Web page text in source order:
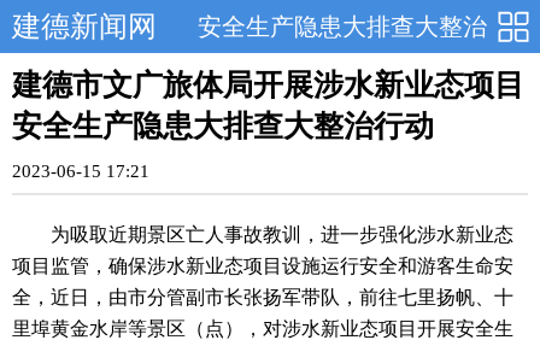
安全生产隐患大排查大整治
建德新闻网
建德​市文广旅体局开展涉水新业态项目
安全生产隐患大排查大整治行动
2023-06-15 17:21
为吸取近期景区亡人事故教训，进一步强化涉水新业态
项目监管，确保涉水新业态项目设施运行安全和游客生命安
全，近日，由市分管副市长张扬军带队，前往七里扬帆、十
里埠黄金水岸等景区（点），对涉水新业态项目开展安全生